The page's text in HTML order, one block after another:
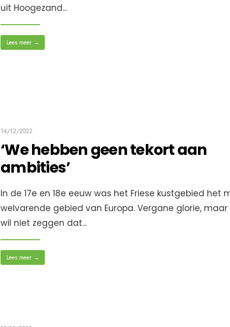
uit Hoogezand...
Lees meer →
14/12/2022
‘We hebben geen tekort aan
ambities’
In de 17e en 18e eeuw was het Friese kustgebied het
welvarende gebied van Europa. Vergane glorie,
wil niet zeggen dat...
Lees meer →